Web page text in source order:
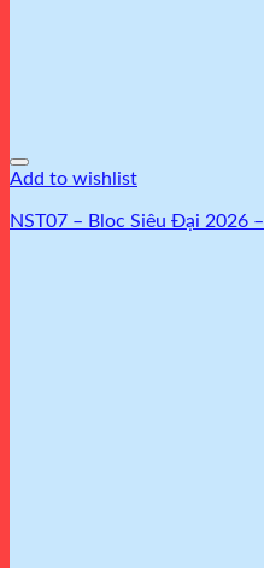
Add to wishlist
NST07 – Bloc Siêu Đại 2026